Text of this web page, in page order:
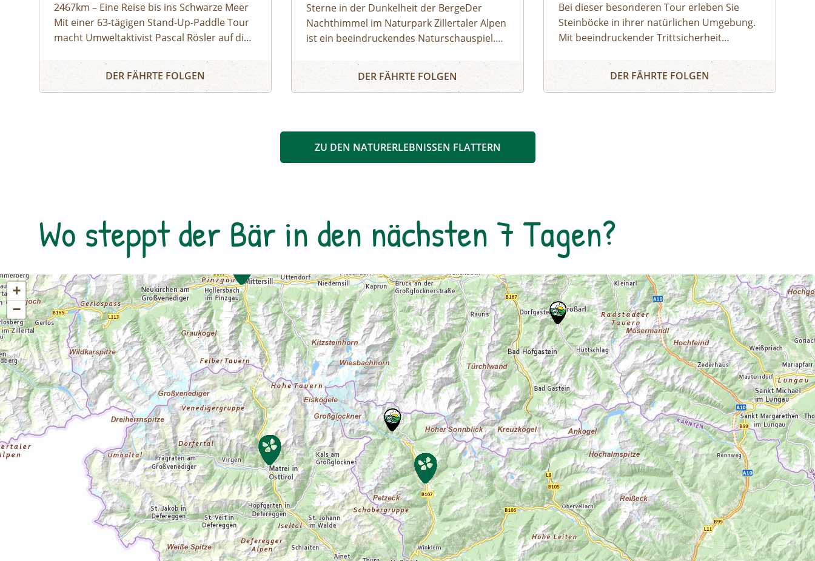
2467km – Eine Reise bis ins Schwarze Meer
Mit einer 63-tägigen Stand-Up-Paddle Tour
macht Umweltaktivist Pascal Rösler auf die
München aus über Isar und Donau bis zum
Schwarzen Meer. Regie: Anton Zabriskie,
Kino beim Weidendom: 2467km – Eine Reise bis ins Schwarze Meer
DER FÄHRTE FOLGEN
Sterne in der Dunkelheit der BergeDer
Nachthimmel im Naturpark Zillertaler Alpen
ist ein beeindruckendes Naturschauspiel.
österreichweit zu den Regionen, wo man
den dunklen Nachthimmel mit seinen
Melchboden auf 2.000 m Seehöhe. Nach
einer Einführung zum Kosmos und zur
Nachtfotografi e oder zur Tierwelt, die in der
Nacht übrigens ziemlich aktiv ist. Begleitet
wird die Tour von einem Naturparkführer,
Landschaftsfotograf ist.
NACHTERLEBNIS TUXER ALPEN
DER FÄHRTE FOLGEN
Bei dieser besonderen Tour erleben Sie
Steinböcke in ihrer natürlichen Umgebung.
Mit beeindruckender Trittsicherheit
atemberaubende Sprünge und liefern sich
spannende Kämpfe auf schmalen Graten.
König der Alpen - Steinbockbeobachtung
DER FÄHRTE FOLGEN
ZU DEN NATURERLEBNISSEN FLATTERN
Wo steppt der Bär in den nächsten 7 Tagen?
+
−